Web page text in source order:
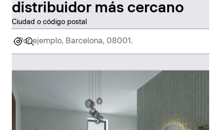
distribuidor más cercano
Ciudad o código postal